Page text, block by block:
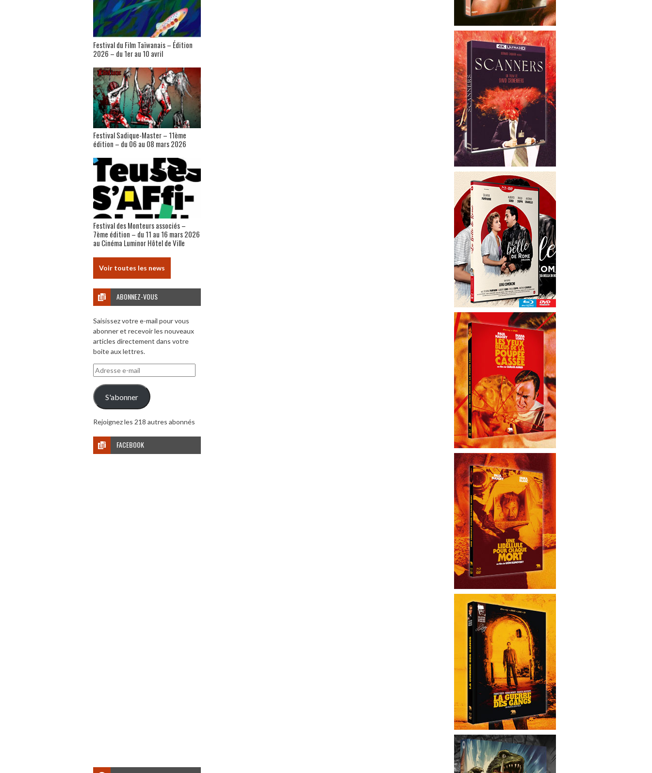
Festival du Film Taïwanais – Édition
2026 – du 1er au 10 avril
Festival Sadique-Master – 11ème
édition – du 06 au 08 mars 2026
Festival des Monteurs associés –
7ème édition – du 11 au 16 mars 2026
au Cinéma Luminor Hôtel de Ville
Voir toutes les news
ABONNEZ-VOUS
Saisissez votre e-mail pour vous
abonner et recevoir les nouveaux
articles directement dans votre
boite aux lettres.
Adresse
e-
mail
S'abonner
Rejoignez les 218 autres abonnés
FACEBOOK